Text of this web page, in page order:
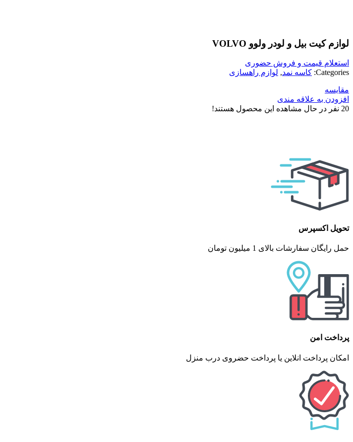
لوازم کیت بیل و لودر ولوو VOLVO
استعلام قیمت و فروش حضوری
Categories: کاسه نمد, لوازم راهسازی
مقایسه
افزودن به علاقه مندی
20 نفر در حال مشاهده این محصول هستند!
تحویل اکسپرس
حمل رایگان سفارشات بالای 1 میلیون تومان
پرداخت امن
امکان پرداخت انلاین یا پرداخت حضروی درب منزل